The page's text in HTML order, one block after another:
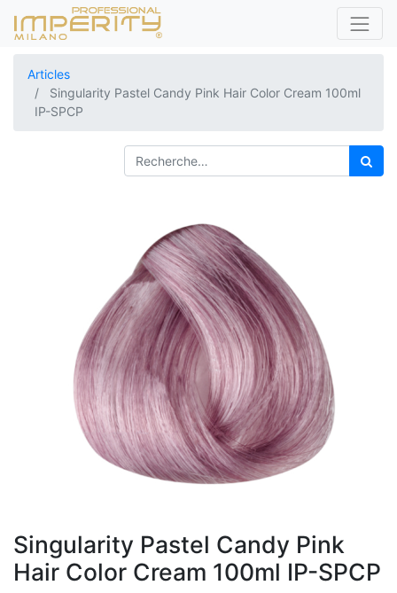
Articles
Singularity Pastel Candy Pink Hair Color Cream 100ml
IP-SPCP
Singularity Pastel Candy Pink
Hair Color Cream 100ml IP-SPCP